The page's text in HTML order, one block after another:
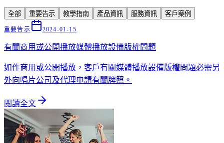
全部 重要告示 教學指南 產品資訊 服務資訊 客戶案例
重要告示 2024-01-15
有關商用或公開播放媒體播放設備版權問題
如作商用或公開播放，客戶有關媒體播放設備版權問題必需另
外向唱片公司及代理申請有關牌照。
閱讀全文